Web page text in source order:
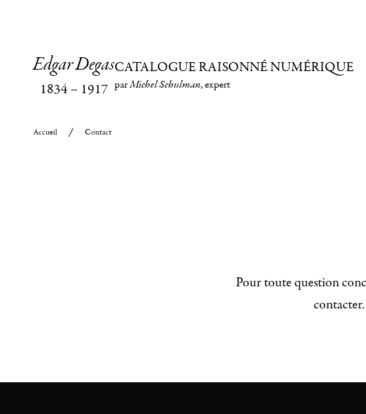
Edgar Degas
1834– 1917
CATALOGUE RAISONNÉ NUMÉRIQUE
parMichel Schulman, expert
Accueil Contact
Pour toute question